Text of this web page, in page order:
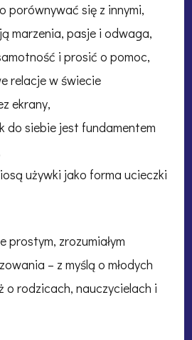
porównywać się z innymi,
marzenia, pasje i odwaga,
i prosić o pomoc,
relacje w świecie
ekrany,
do siebie jest fundamentem
używki jako forma ucieczki
prostym, zrozumiałym
– z myślą o młodych
o rodzicach, nauczycielach i